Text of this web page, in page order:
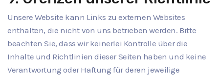
Unsere Website kann Links zu externen Websites
enthalten, die nicht von uns betrieben werden. Bitte
beachten Sie, dass wir keinerlei Kontrolle über die
Inhalte und Richtlinien dieser Seiten haben und keine
Verantwortung oder Haftung für deren jeweilige